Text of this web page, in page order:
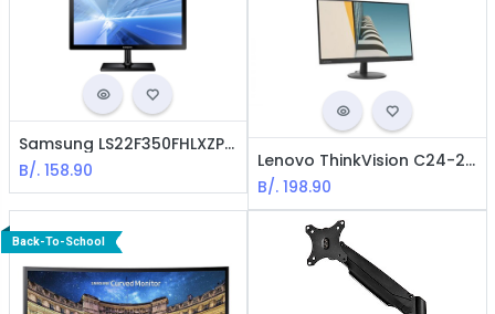
Samsung LS22F350FHLXZP Monitor 21.5" LED / FHD 1080 / HDMI / VGA
B/. 158.90
Lenovo ThinkVision C24-20 Monitor - 23.8" / HDMI / VGA / 1920 x 1080 / Negro
B/. 198.90
Back-To-School